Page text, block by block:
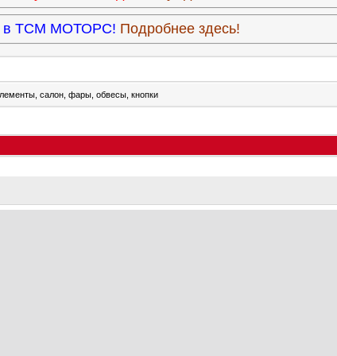
в ТСМ МОТОРС! Подробнее здесь!
салон, фары, обвесы, кнопки